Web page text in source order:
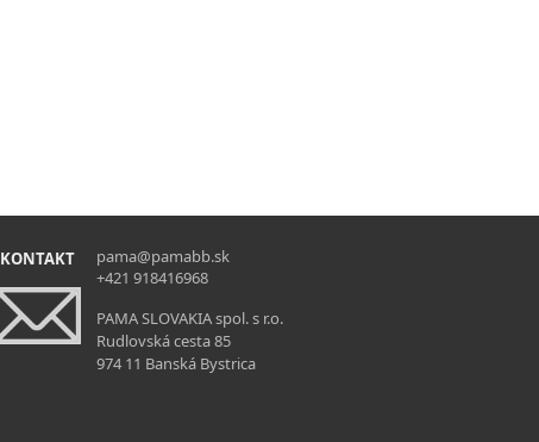
KONTAKT
pama@pamabb.sk
+421 918416968
PAMA SLOVAKIA spol. s r.o.
Rudlovská cesta 85
974 11 Banská Bystrica